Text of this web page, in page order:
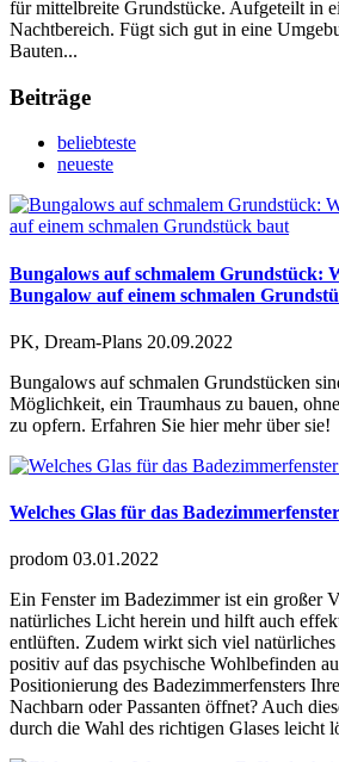
für mittelbreite Grundstücke. Aufgeteilt in
Nachtbereich. Fügt sich gut in eine
Bauten...
Beiträge
beliebteste
neueste
Bungalows auf schmalem Grundstück:
Bungalow auf einem schmalen
PK, Dream-Plans 20.09.2022
Bungalows auf schmalen Grundstücken
Möglichkeit, ein Traumhaus zu bauen,
zu opfern. Erfahren Sie hier mehr über sie!
Welches Glas für das
prodom 03.01.2022
Ein Fenster im Badezimmer ist ein großer
natürliches Licht herein und hilft auch
entlüften. Zudem wirkt sich viel
positiv auf das psychische Wohlbefinden
Positionierung des Badezimmerfensters
Nachbarn oder Passanten öffnet? Auch
durch die Wahl des richtigen Glases leicht